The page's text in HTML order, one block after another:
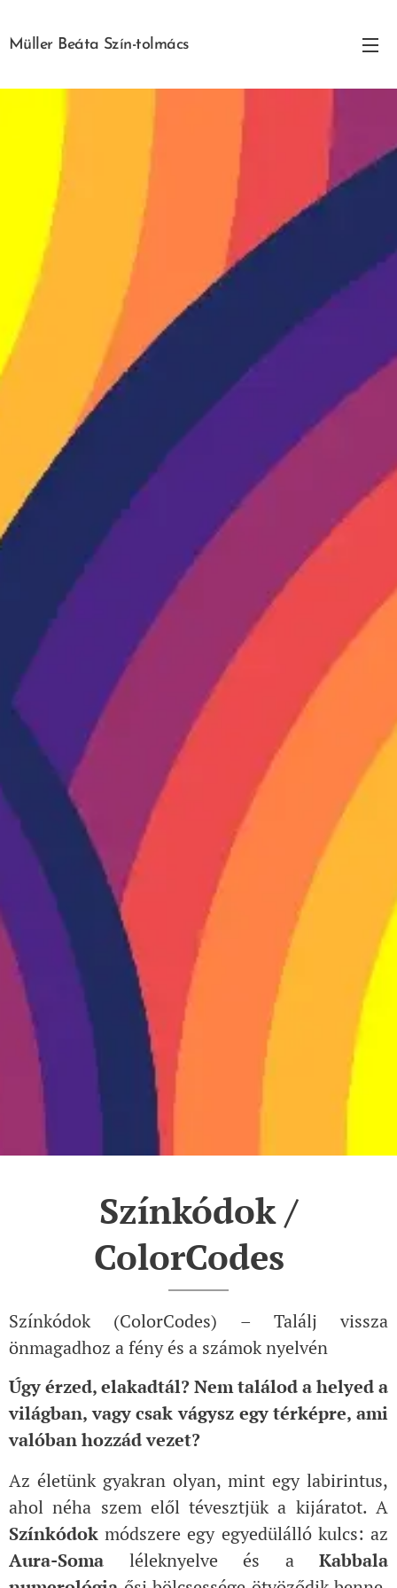
Müller Beáta Szín-tolmács
Színkódok /
ColorCodes
Színkódok (ColorCodes) – Találj vissza
önmagadhoz a fény és a számok nyelvén
Úgy érzed, elakadtál? Nem találod a helyed a
világban, vagy csak vágysz egy térképre, ami
valóban hozzád vezet?
Az életünk gyakran olyan, mint egy labirintus,
ahol néha szem elől tévesztjük a kijáratot. A
Színkódok módszere egy egyedülálló kulcs: az
Aura-Soma léleknyelve és a Kabbala